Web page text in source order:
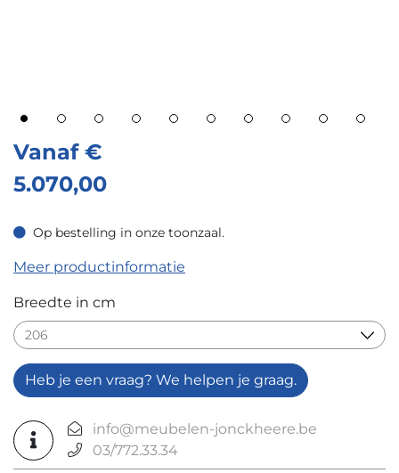
Vanaf€
5.070,00
Op bestelling in onze toonzaal.
Op bestelling in onze toonzaal.
Meer productinformatie
Breedte in cm
Heb je een vraag? We helpen je graag.
info@meubelen-jonckheere.be
03/772.33.34